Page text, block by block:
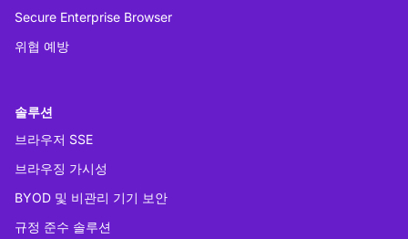
Secure Enterprise Browser
위협 예방
솔루션
브라우저 SSE
브라우징 가시성
BYOD 및 비관리 기기 보안
규정 준수 솔루션